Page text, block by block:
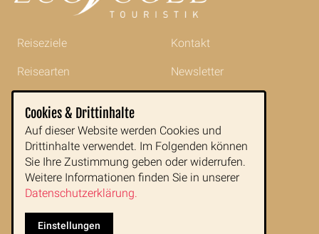
Reiseziele
Reisearten
Indochina im Portrait
Blog
Kontakt
Newsletter
AGB
Datenschutz
Zugvogeltouristik GmbH
Buchfeldgasse 16
1080 Wien
Cookies & Drittinhalte
Auf dieser Website werden Cookies und
Drittinhalte verwendet. Im Folgenden können
Sie Ihre Zustimmung geben oder widerrufen.
Weitere Informationen finden Sie in unserer
Datenschutzerklärung.
Einstellungen